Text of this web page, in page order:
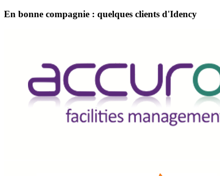
En bonne compagnie : quelques clients d'Idency